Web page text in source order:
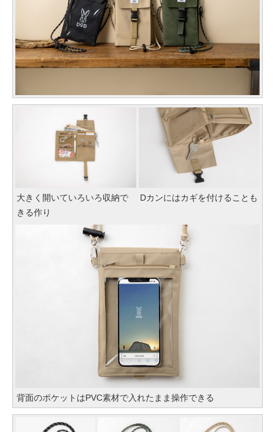
大きく開いていろいろ収納で
きる作り
Dカンにはカギを付けることも
背面のポケットはPVC素材で入れたまま操作できる